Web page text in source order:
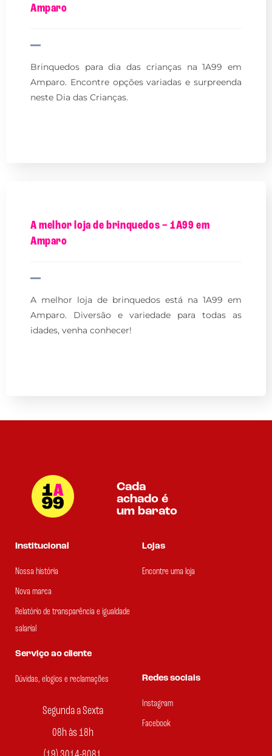
Amparo
Brinquedos para dia das crianças na 1A99 em
Amparo. Encontre opções variadas e surpreenda
neste Dia das Crianças.
A melhor loja de brinquedos – 1A99 em
Amparo
A melhor loja de brinquedos está na 1A99 em
Amparo. Diversão e variedade para todas as
idades, venha conhecer!
Cada
achado é
um barato
Institucional
Nossa história
Nova marca
Relatório de transparência e igualdade
salarial
Lojas
Encontre uma loja
Serviço ao cliente
Dúvidas, elogios e reclamações
Segunda a Sexta
08h às 18h
Redes sociais
Instagram
Facebook